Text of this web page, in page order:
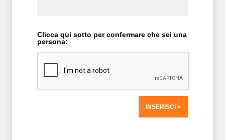
Clicca qui sotto per confermare che sei una
persona: